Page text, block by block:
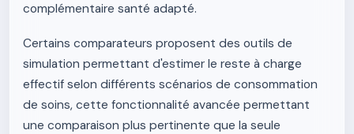
complémentaire santé adapté.
Certains comparateurs proposent des outils de
simulation permettant d'estimer le reste à charge
effectif selon différents scénarios de consommation
de soins, cette fonctionnalité avancée permettant
une comparaison plus pertinente que la seule